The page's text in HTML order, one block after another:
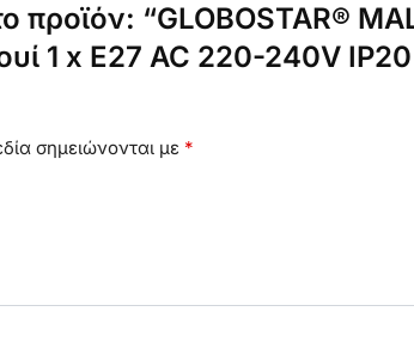
προϊόν: “GLOBOSTAR®
1 x E27 AC 220-240V
σημειώνονται με *